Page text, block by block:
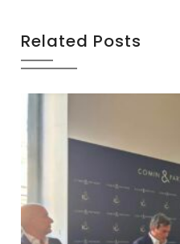
Related Posts